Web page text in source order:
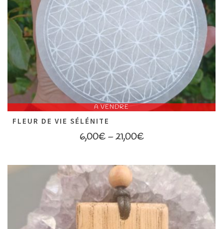
A VENDRE
FLEUR DE VIE SÉLÉNITE
6,00€–21,00€